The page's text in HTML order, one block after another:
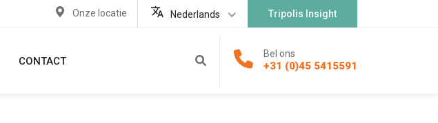
Tripolis Insight
Nederlands
Onze locatie
CONTACT
Bel ons
+31 (0)45 5415591